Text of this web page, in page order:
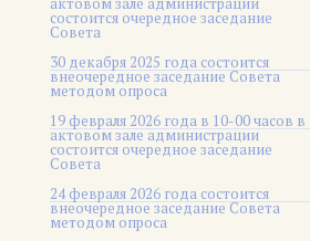
состоится очередное заседание
Совета
30 декабря 2025 года состоится
внеочередное заседание Совета
методом опроса
19 февраля 2026 года в 10-00 часов в
актовом зале администрации
состоится очередное заседание
Совета
24 февраля 2026 года состоится
внеочередное заседание Совета
методом опроса